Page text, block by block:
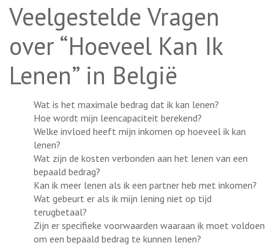
Veelgestelde Vragen
over “Hoeveel Kan Ik
Lenen” in België
Wat is het maximale bedrag dat ik kan lenen?
Hoe wordt mijn leencapaciteit berekend?
Welke invloed heeft mijn inkomen op hoeveel ik kan
lenen?
Wat zijn de kosten verbonden aan het lenen van een
bepaald bedrag?
Kan ik meer lenen als ik een partner heb met inkomen?
Wat gebeurt er als ik mijn lening niet op tijd
terugbetaal?
Zijn er specifieke voorwaarden waaraan ik moet voldoen
om een bepaald bedrag te kunnen lenen?